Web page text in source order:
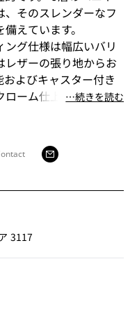
そのスレンダーなフ
えています。
グ仕様は幅広いバリ
レザーの張り地からお
よびキャスター付き
ローム仕上げまたは粉
⋯続きを読む
3117